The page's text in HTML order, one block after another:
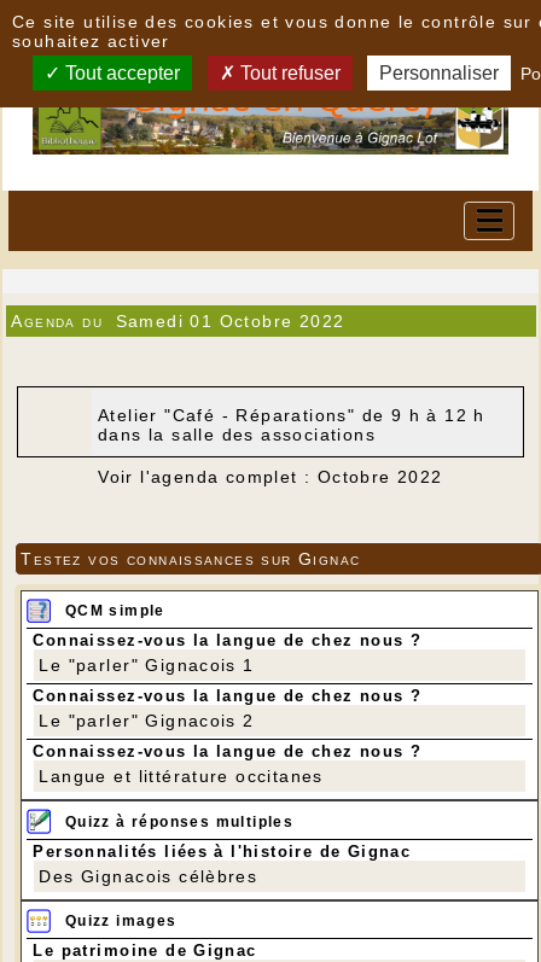
Agenda du Samedi 01 Octobre 2022
Atelier "Café - Réparations" de 9 h à 12 h
dans la salle des associations
Voir l'agenda complet : Octobre 2022
Testez vos connaissances sur Gignac
QCM simple
Connaissez-vous la langue de chez nous ?
Le "parler" Gignacois 1
Connaissez-vous la langue de chez nous ?
Le "parler" Gignacois 2
Connaissez-vous la langue de chez nous ?
Langue et littérature occitanes
Quizz à réponses multiples
Personnalités liées à l'histoire de Gignac
Des Gignacois célèbres
Quizz images
Le patrimoine de Gignac
Ce site utilise des cookies et vous donne le contrôle sur
souhaitez activer
Tout accepter Tout refuser Personnaliser